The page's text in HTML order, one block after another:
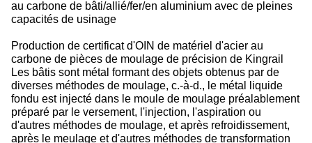
au carbone de bâti/allié/fer/en aluminium avec de pleines
capacités de usinage
Production de certificat d'OIN de matériel d'acier au
carbone de pièces de moulage de précision de Kingrail
Les bâtis sont métal formant des objets obtenus par de
diverses méthodes de moulage, c.-à-d., le métal liquide
fondu est injecté dans le moule de moulage préalablement
préparé par le versement, l'injection, l'aspiration ou
d'autres méthodes de moulage, et après refroidissement,
après le meulage et d'autres méthodes de transformation